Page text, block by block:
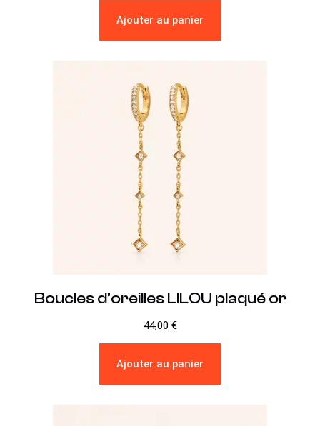
Ajouter au panier
Boucles d’oreilles LILOU plaqué or
44,00 €
Ajouter au panier